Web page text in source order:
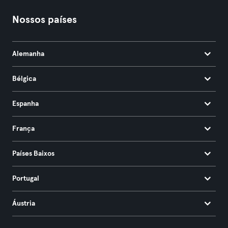
Nossos países
Alemanha
Bélgica
Espanha
França
Países Baixos
Portugal
Áustria